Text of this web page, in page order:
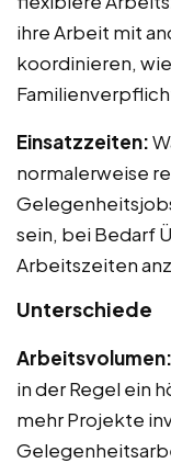
ihre Arbeit mit
koordinieren,
Einsatzzeiten:
normalerweise
sein, bei Bedarf
Arbeitszeiten
Unterschiede
Arbeitsvolumen:
in der Regel ein
mehr Projekte